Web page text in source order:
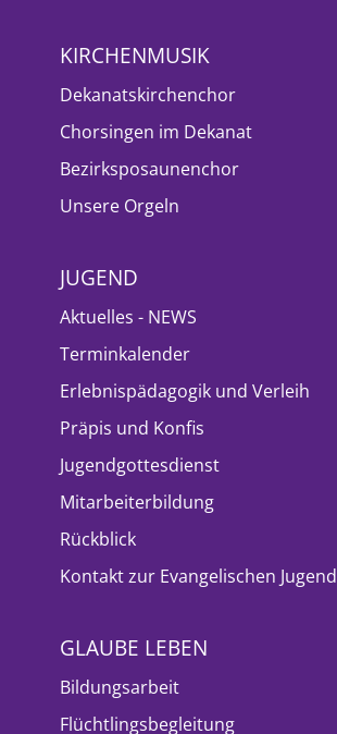
KIRCHENMUSIK
Dekanatskirchenchor
Chorsingen im Dekanat
Bezirksposaunenchor
Unsere Orgeln
JUGEND
Aktuelles - NEWS
Terminkalender
Erlebnispädagogik und Verleih
Präpis und Konfis
Jugendgottesdienst
Mitarbeiterbildung
Rückblick
Kontakt zur Evangelischen Jugend
GLAUBE LEBEN
Bildungsarbeit
Flüchtlingsbegleitung